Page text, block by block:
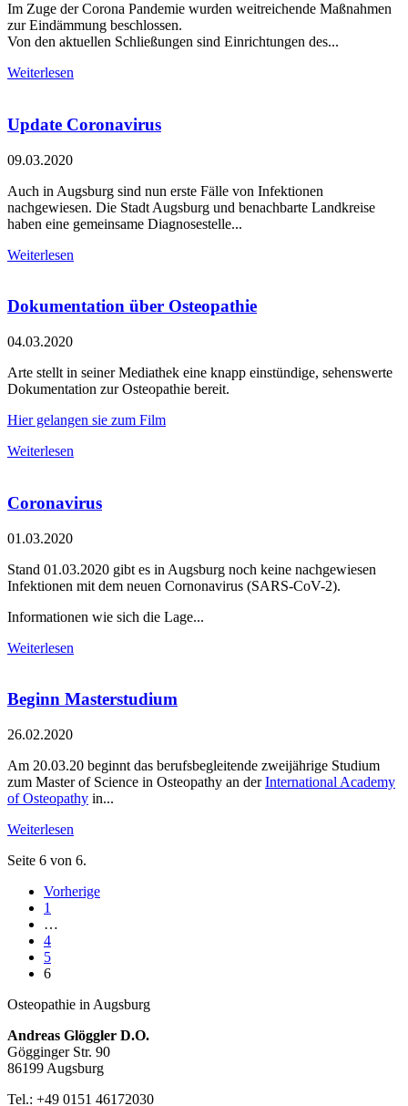
Im Zuge der Corona Pandemie wurden weitreichende Maßnahmen
zur Eindämmung beschlossen.
Von den aktuellen Schließungen sind Einrichtungen des...
Weiterlesen
Update Coronavirus
09.03.2020
Auch in Augsburg sind nun erste Fälle von Infektionen
nachgewiesen. Die Stadt Augsburg und benachbarte Landkreise
haben eine gemeinsame Diagnosestelle...
Weiterlesen
Dokumentation über Osteopathie
04.03.2020
Arte stellt in seiner Mediathek eine knapp einstündige, sehenswerte
Dokumentation zur Osteopathie bereit.
Hier gelangen sie zum Film
Weiterlesen
Coronavirus
01.03.2020
Stand 01.03.2020 gibt es in Augsburg noch keine nachgewiesen
Infektionen mit dem neuen Cornonavirus (SARS-CoV-2).
Informationen wie sich die Lage...
Weiterlesen
Beginn Masterstudium
26.02.2020
Am 20.03.20 beginnt das berufsbegleitende zweijährige Studium
zum Master of Science in Osteopathy an derInternational Academy
of Osteopathy in...
Weiterlesen
Seite 6 von 6.
Vorherige
1
…
4
5
6
Osteopathie in Augsburg
Andreas Glöggler D.O.
Gögginger Str. 90
86199 Augsburg
Tel.: +49 0151 46172030